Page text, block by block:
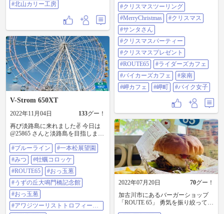
#北山カリー工房
んでクラッチがガチガチに感じま
す❄️サンタさんの格好でツーリング
する予定でしたが、ギリギリまで
天気がわからずコスプレ買うのを
渋っていたので今日買いに行って
も売り切れでした😭来年こそはハ
ロウィンかクリスマス、コスプレ
して走りたいっ！！ なかなかヤエ
ーも返してもらえず悲しみもあり
ましたが、久しぶりに走れて楽し
かったですね〜っ😆 娘へのクリス
マスプレゼントももちろんバイク
です🏍まずは原付からですね！将
来が楽しみ🥰 #クリスマスツーリン
グ#MerryChristmas #クリスマス#サ
ンタさん#クリスマスパーティー#
クリスマスプレゼント#ROUTE65 #
ライダースカフェ#バイカーズカフ
ェ #泉南#岬カフェ #岬町 #バイク女
子
#クリスマスツーリング
#MerryChristmas
#クリスマス
#サンタさん
#クリスマスパーティー
#クリスマスプレゼント
#ROUTE65
#ライダーズカフェ
#バイカーズカフェ
#泉南
#岬カフェ
#岬町 #バイク女子
V-Strom 650XT
2022年11月04日 133グー！
再び淡路島に来れました✌️ 今日は
@25865 さんと淡路島を目指しまし
一本松展望園 に集合。 やはり平
日…いつもより＋40分かかりまし
た😅 時間通りにフォルツァンさん
も到着しインカム繋いだりしなが
らしばし談笑☺️ なんとフォルツァ
ンさんは暗闇出発で下道で来たと
の事😳 まずは道の駅#みつ で最初
の休憩🚻 フォルツァンさんは「み
んなが幸せに鳴る鐘🔔」を鳴らし
#ブルーライン
#一本松展望園
#みつ
#牡蠣コロッケ
#ROUTE65
#おっ玉葱
#うずの丘大鳴門橋記念館
#おっ玉葱
#アワジツーリストトロフィーハ
2022年07月20日 70グー！
加古川市にあるバーガーショップ
「ROUTE 65」 勇気を振り絞ってタ